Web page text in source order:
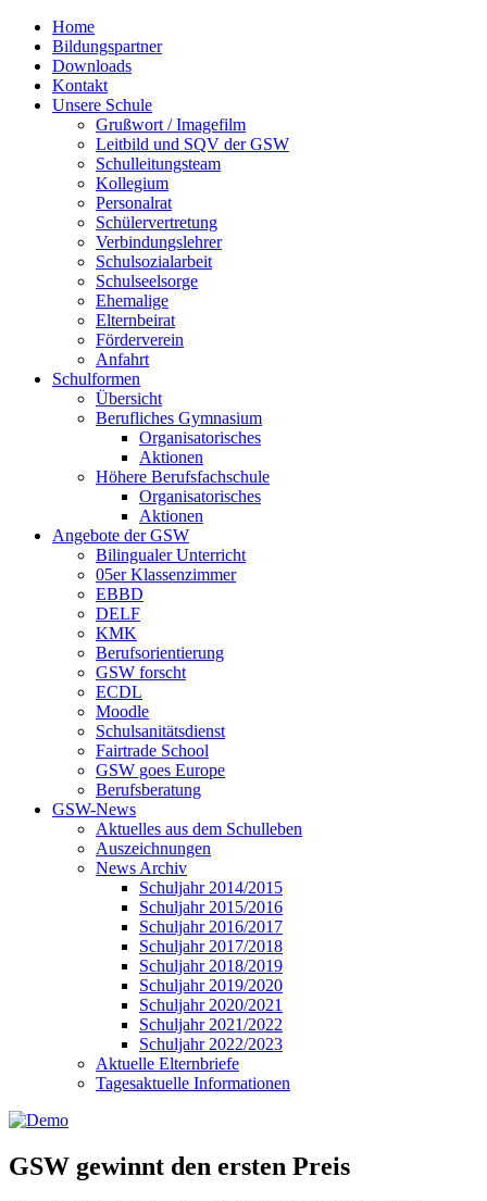
Home
Bildungspartner
Downloads
Kontakt
Unsere Schule
Grußwort / Imagefilm
Leitbild und SQV der GSW
Schulleitungsteam
Kollegium
Personalrat
Schülervertretung
Verbindungslehrer
Schulsozialarbeit
Schulseelsorge
Ehemalige
Elternbeirat
Förderverein
Anfahrt
Schulformen
Übersicht
Berufliches Gymnasium
Organisatorisches
Aktionen
Höhere Berufsfachschule
Organisatorisches
Aktionen
Angebote der GSW
Bilingualer Unterricht
05er Klassenzimmer
EBBD
DELF
KMK
Berufsorientierung
GSW forscht
ECDL
Moodle
Schulsanitätsdienst
Fairtrade School
GSW goes Europe
Berufsberatung
GSW-News
Aktuelles aus dem Schulleben
Auszeichnungen
News Archiv
Schuljahr 2014/2015
Schuljahr 2015/2016
Schuljahr 2016/2017
Schuljahr 2017/2018
Schuljahr 2018/2019
Schuljahr 2019/2020
Schuljahr 2020/2021
Schuljahr 2021/2022
Schuljahr 2022/2023
Aktuelle Elternbriefe
Tagesaktuelle Informationen
GSW gewinnt den ersten Preis